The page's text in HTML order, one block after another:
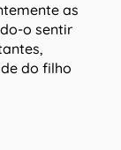
as
o sentir
do filho